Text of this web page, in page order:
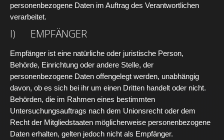
personenbezogene Daten im Auftrag des Verantwortlichen
verarbeitet.
I) EMPFÄNGER
Empfänger ist eine natürliche oder juristische Person,
Behörde, Einrichtung oder andere Stelle, der
personenbezogene Daten offengelegt werden, unabhängig
davon, ob es sich bei ihr um einen Dritten handelt oder nicht.
Behörden, die im Rahmen eines bestimmten
Untersuchungsauftrags nach dem Unionsrecht oder dem
Recht der Mitgliedstaaten möglicherweise personenbezogene
Daten erhalten, gelten jedoch nicht als Empfänger.